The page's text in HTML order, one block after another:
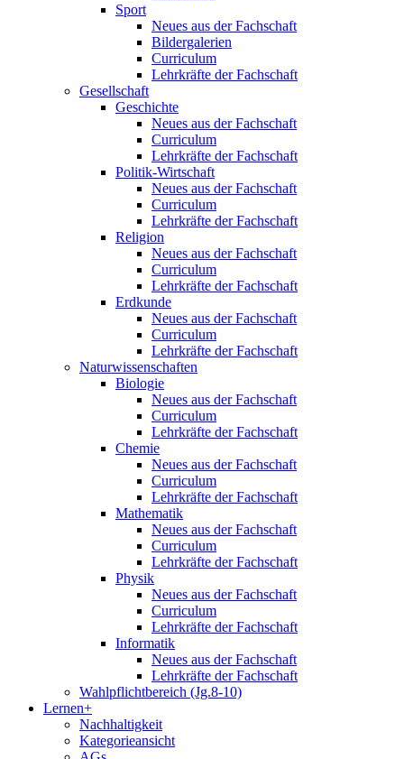
Sport
Neues aus der Fachschaft
Bildergalerien
Curriculum
Lehrkräfte der Fachschaft
Gesellschaft
Geschichte
Neues aus der Fachschaft
Curriculum
Lehrkräfte der Fachschaft
Politik-Wirtschaft
Neues aus der Fachschaft
Curriculum
Lehrkräfte der Fachschaft
Religion
Neues aus der Fachschaft
Curriculum
Lehrkräfte der Fachschaft
Erdkunde
Neues aus der Fachschaft
Curriculum
Lehrkräfte der Fachschaft
Naturwissenschaften
Biologie
Neues aus der Fachschaft
Curriculum
Lehrkräfte der Fachschaft
Chemie
Neues aus der Fachschaft
Curriculum
Lehrkräfte der Fachschaft
Mathematik
Neues aus der Fachschaft
Curriculum
Lehrkräfte der Fachschaft
Physik
Neues aus der Fachschaft
Curriculum
Lehrkräfte der Fachschaft
Informatik
Neues aus der Fachschaft
Lehrkräfte der Fachschaft
Wahlpflichtbereich (Jg.8-10)
Lernen+
Nachhaltigkeit
Kategorieansicht